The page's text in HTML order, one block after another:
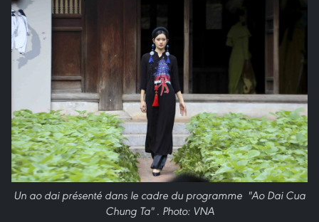
Un ao dai présenté dans le cadre du programme "Ao Dai Cua
Chung Ta" . Photo: VNA